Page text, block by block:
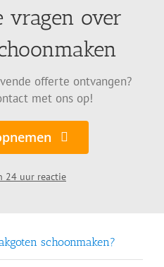
vragen over
offerte ontvangen?
met ons op!
24 uur reactie
schoonmaken?